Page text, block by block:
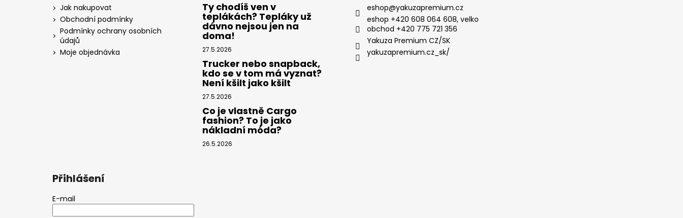
Jak nakupovat
Obchodní podmínky
Podmínky ochrany osobních
údajů
Moje objednávka
Ty chodíš ven v
teplákách? Tepláky už
dávno nejsou jen na
doma!
27.5.2026
Trucker nebo snapback,
kdo se v tom má vyznat?
Není kšilt jako kšilt
27.5.2026
Co je vlastně Cargo
fashion? To je jako
nákladní móda?
26.5.2026
eshop@yakuzapremium.cz
eshop +420 608 064 608, velko
obchod +420 775 721 356
Yakuza Premium CZ/SK
yakuzapremium.cz_sk/
Přihlášení
E-mail